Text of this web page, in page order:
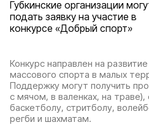
Губкинские организации
подать заявку на участие в
конкурсе «Добрый спорт»
Конкурс направлен на
массового спорта в малых
Поддержку могут получить
с мячом, в валенках, на
баскетболу, стритболу,
регби и шахматам.